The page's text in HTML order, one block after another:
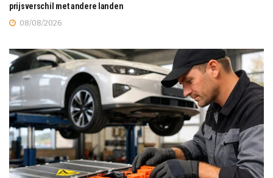
prijsverschil met andere landen
08/08/2026